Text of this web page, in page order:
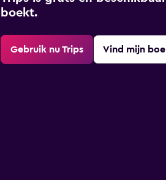
boekt.
Gebruik nu Trips Vind mijn